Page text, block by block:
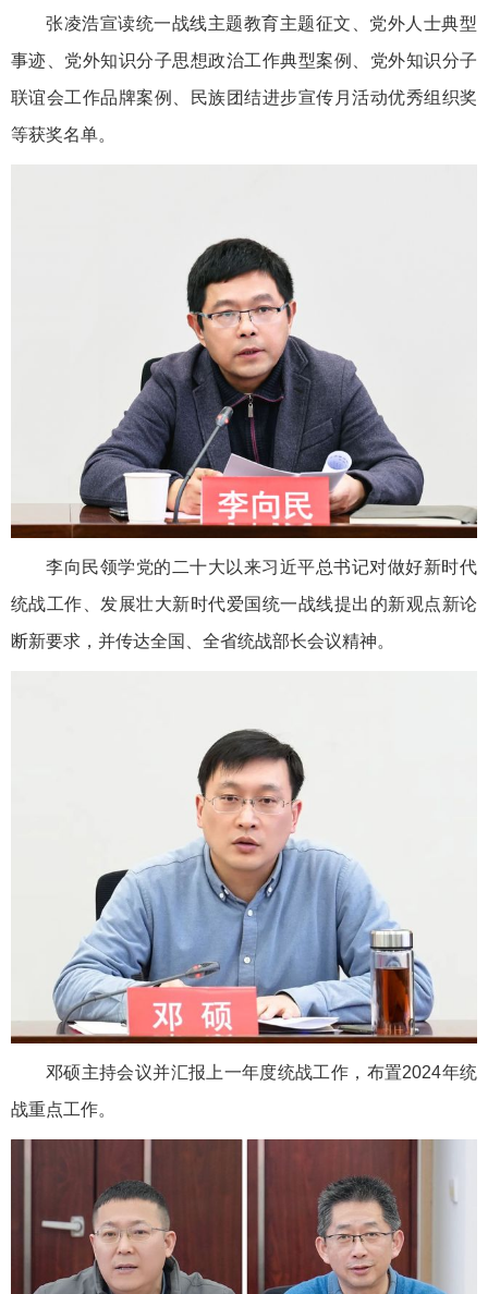
张凌浩宣读统一战线主题教育主题征文、党外人士典型
事迹、党外知识分子思想政治工作典型案例、党外知识分子
联谊会工作品牌案例、民族团结进步宣传月活动优秀组织奖
等获奖名单。
李向民领学党的二十大以来习近平总书记对做好新时代
统战工作、发展壮大新时代爱国统一战线提出的新观点新论
断新要求，并传达全国、全省统战部长会议精神。
邓硕主持会议并汇报上一年度统战工作，布置2024年统
战重点工作。